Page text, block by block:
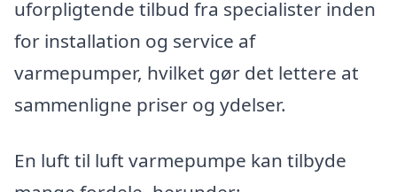
uforpligtende tilbud fra specialister inden
for installation og service af
varmepumper, hvilket gør det lettere at
sammenligne priser og ydelser.
En luft til luft varmepumpe kan tilbyde